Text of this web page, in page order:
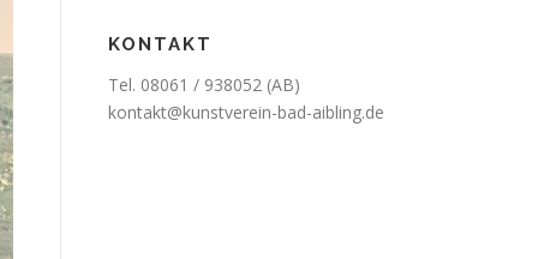
KONTAKT
Tel. 08061 / 938052 (AB)
kontakt@kunstverein-bad-aibling.de